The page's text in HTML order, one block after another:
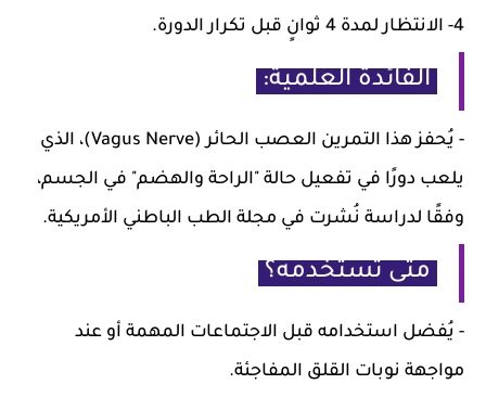
4- الانتظار لمدة 4 ثوانٍ قبل تكرار الدورة.
الفائدة العلمية:
- يُحفز هذا التمرين العصب الحائر (Vagus Nerve)، الذي
يلعب دورًا في تفعيل حالة "الراحة والهضم" في الجسم،
وفقًا لدراسة نُشرت في مجلة الطب الباطني الأمريكية.
متى تستخدمه؟
- يُفضل استخدامه قبل الاجتماعات المهمة أو عند
مواجهة نوبات القلق المفاجئة.